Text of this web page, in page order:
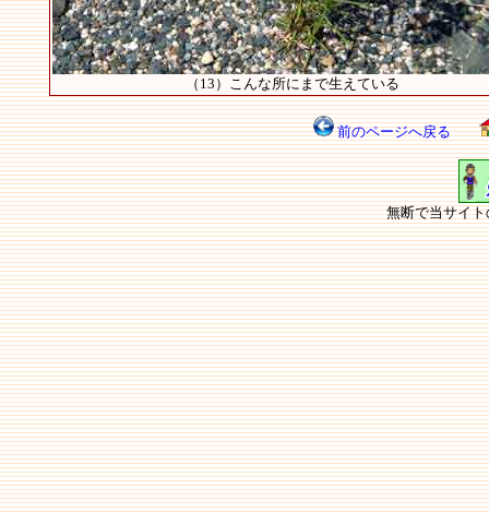
（13）こんな所にまで生えている
前のページへ戻る
無断で当サイ